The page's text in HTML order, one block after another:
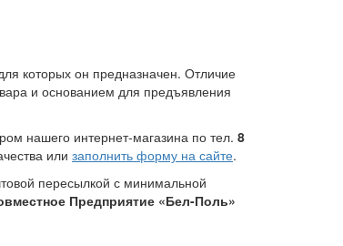
которых он предназначен. Отличие
и основанием для предъявления
нашего интернет-магазина по тел. 8
или заполнить форму на сайте.
пересылкой с минимальной
Предприятие «Бел-Поль»